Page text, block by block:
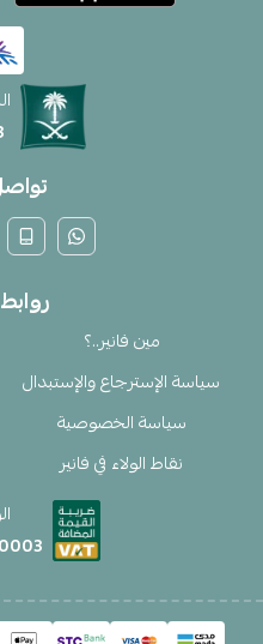
مين فانير..؟
سياسة الإسترجاع والإستبدال
سياسة الخصوصية
نقاط الولاء في فانير